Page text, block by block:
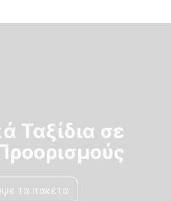
Ταξίδια σε
τα πακέτα